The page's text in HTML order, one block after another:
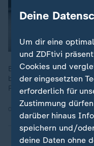
Bei ihrer Gründung 2013
bürgerliche Partei,
Rettungspolitik.
08.10.2024 | 43:48 min
Deine
Um dir eine
und ZDFtivi
Cookies und
der eingesetzten
erforderlich für
Zustimmung
darüber hinaus
speichern und/
deine Daten ohne